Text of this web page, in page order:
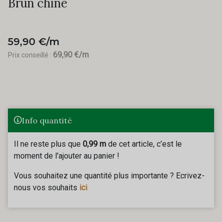
Brun chiné
59,90 €/m
Prix conseillé : 69,90 €/m
Info quantité
Il ne reste plus que 0,99 m de cet article, c’est le
moment de l'ajouter au panier !
Vous souhaitez une quantité plus importante ? Ecrivez-
nous vos souhaits ici